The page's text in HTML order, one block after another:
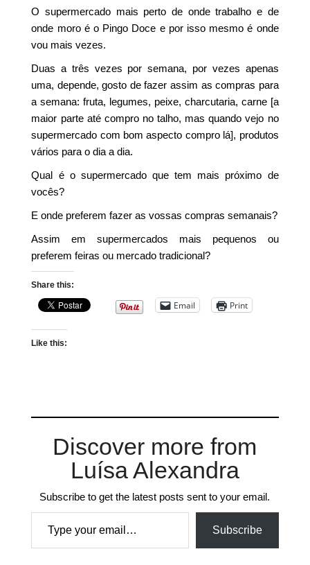
O supermercado mais perto de onde trabalho e de
onde moro é o Pingo Doce e por isso mesmo é onde
vou mais vezes.
Duas a três vezes por semana, por vezes apenas
uma, depende, gosto de fazer assim as compras para
a semana: fruta, legumes, peixe, charcutaria, carne [a
maior parte até compro no talho, mas quando vejo no
supermercado com bom aspecto compro lá], produtos
vários para o dia a dia.
Qual é o supermercado que tem mais próximo de
vocês?
E onde preferem fazer as vossas compras semanais?
Assim em supermercados mais pequenos ou
preferem feiras ou mercado tradicional?
Share this:
Email Print
Like this:
Discover more from
Luísa Alexandra
Subscribe to get the latest posts sent to your email.
Type your email…
Subscribe